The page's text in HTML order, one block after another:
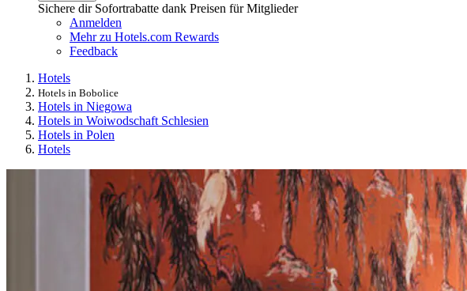
Sichere dir Sofortrabatte dank Preisen für Mitglieder
Anmelden
Mehr zu Hotels.com Rewards
Feedback
Hotels
Hotels in Bobolice
Hotels in Niegowa
Hotels in Woiwodschaft Schlesien
Hotels in Polen
Hotels